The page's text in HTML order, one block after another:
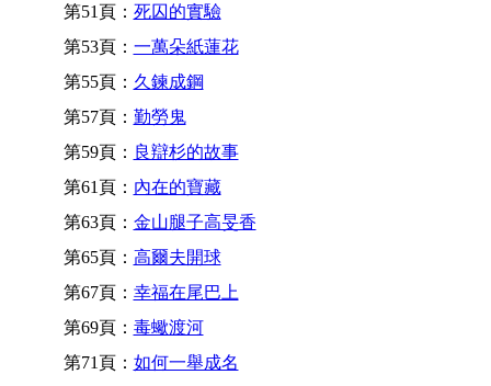
第51頁： 死囚的實驗
第53頁： 一萬朵紙蓮花
第55頁： 久鍊成鋼
第57頁： 勤勞鬼
第59頁： 良辯杉的故事
第61頁： 內在的寶藏
第63頁： 金山腿子高旻香
第65頁： 高爾夫開球
第67頁： 幸福在尾巴上
第69頁： 毒蠍渡河
第71頁： 如何一舉成名